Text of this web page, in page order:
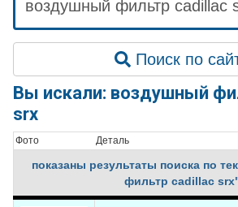
Поиск по
Вы искали: воздушный
srx
Фото Деталь
показаны результаты поиска по
фильтр cadillac